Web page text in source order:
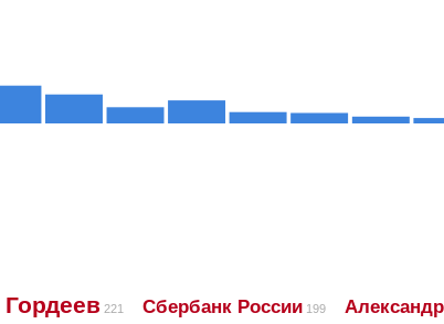
221 Сбербанк России 199